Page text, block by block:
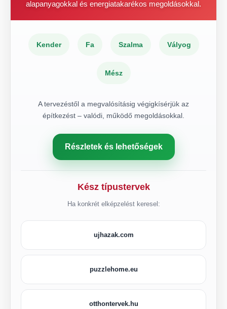
alapanyagokkal és energiatakarékos megoldásokkal.
Kender Fa Szalma Vályog
Mész
A tervezéstől a megvalósításig végigkísérjük az
építkezést – valódi, működő megoldásokkal.
Részletek és lehetőségek
Kész típustervek
Ha konkrét elképzelést keresel:
ujhazak.com
puzzlehome.eu
otthontervek.hu